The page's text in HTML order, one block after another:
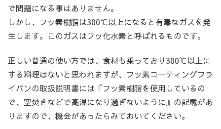
で問題になる事はありません。
しかし、フッ素樹脂は300℃以上になると有毒なガスを発
生します。このガスはフッ化水素と呼ばれるものです。
正しい普通の使い方では、食材も乗っており300℃以上に
する料理はないと思われますが、フッ素コーティングフラ
イパンの取扱説明書には『フッ素樹脂を使用しているの
で、空焚きなどで高温になり過ぎないように』の記載があ
りますので、機会があったらみておいてください。